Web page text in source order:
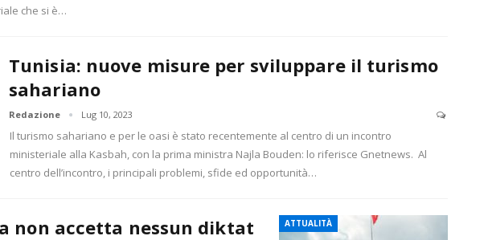
che si è…
Tunisia: nuove misure per sviluppare il turismo
sahariano
Redazione Lug 10, 2023
Il turismo sahariano e per le oasi è stato recentemente al centro di un incontro
ministeriale alla Kasbah, con la prima ministra Najla Bouden: lo riferisce Gnetnews. Al
centro dell’incontro, i principali problemi, sfide ed opportunità…
ATTUALITÀ
non accetta nessun diktat